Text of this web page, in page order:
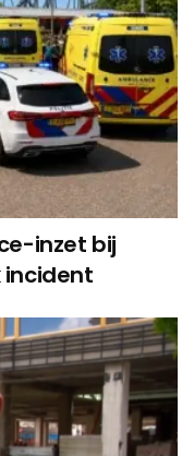
inzet bij
incident